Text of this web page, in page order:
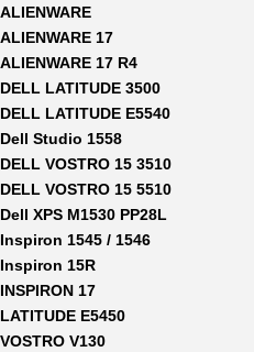
ALIENWARE
ALIENWARE 17
ALIENWARE 17 R4
DELL LATITUDE 3500
DELL LATITUDE E5540
Dell Studio 1558
DELL VOSTRO 15 3510
DELL VOSTRO 15 5510
Dell XPS M1530 PP28L
Inspiron 1545 / 1546
Inspiron 15R
INSPIRON 17
LATITUDE E5450
VOSTRO V130